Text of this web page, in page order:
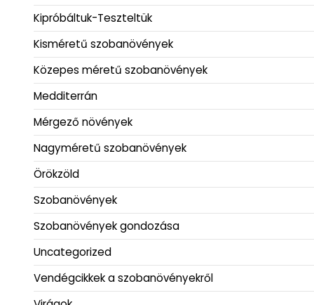
Kipróbáltuk-Teszteltük
Kisméretű szobanövények
Közepes méretű szobanövények
Medditerrán
Mérgező növények
Nagyméretű szobanövények
Örökzöld
Szobanövények
Szobanövények gondozása
Uncategorized
Vendégcikkek a szobanövényekről